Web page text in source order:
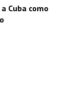
Cuba como